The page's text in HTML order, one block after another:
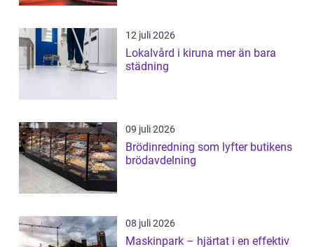
12 juli 2026
Lokalvård i kiruna mer än bara
städning
09 juli 2026
Brödinredning som lyfter butikens
brödavdelning
08 juli 2026
Maskinpark – hjärtat i en effektiv